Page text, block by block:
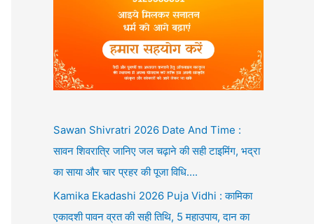
Sawan Shivratri 2026 Date And Time :
सावन शिवरात्रि जानिए जल चढ़ाने की सही टाइमिंग, भद्रा
का साया और चार प्रहर की पूजा विधि….
Kamika Ekadashi 2026 Puja Vidhi : कामिका
एकादशी पावन व्रत की सही तिथि, 5 महाउपाय, दान का